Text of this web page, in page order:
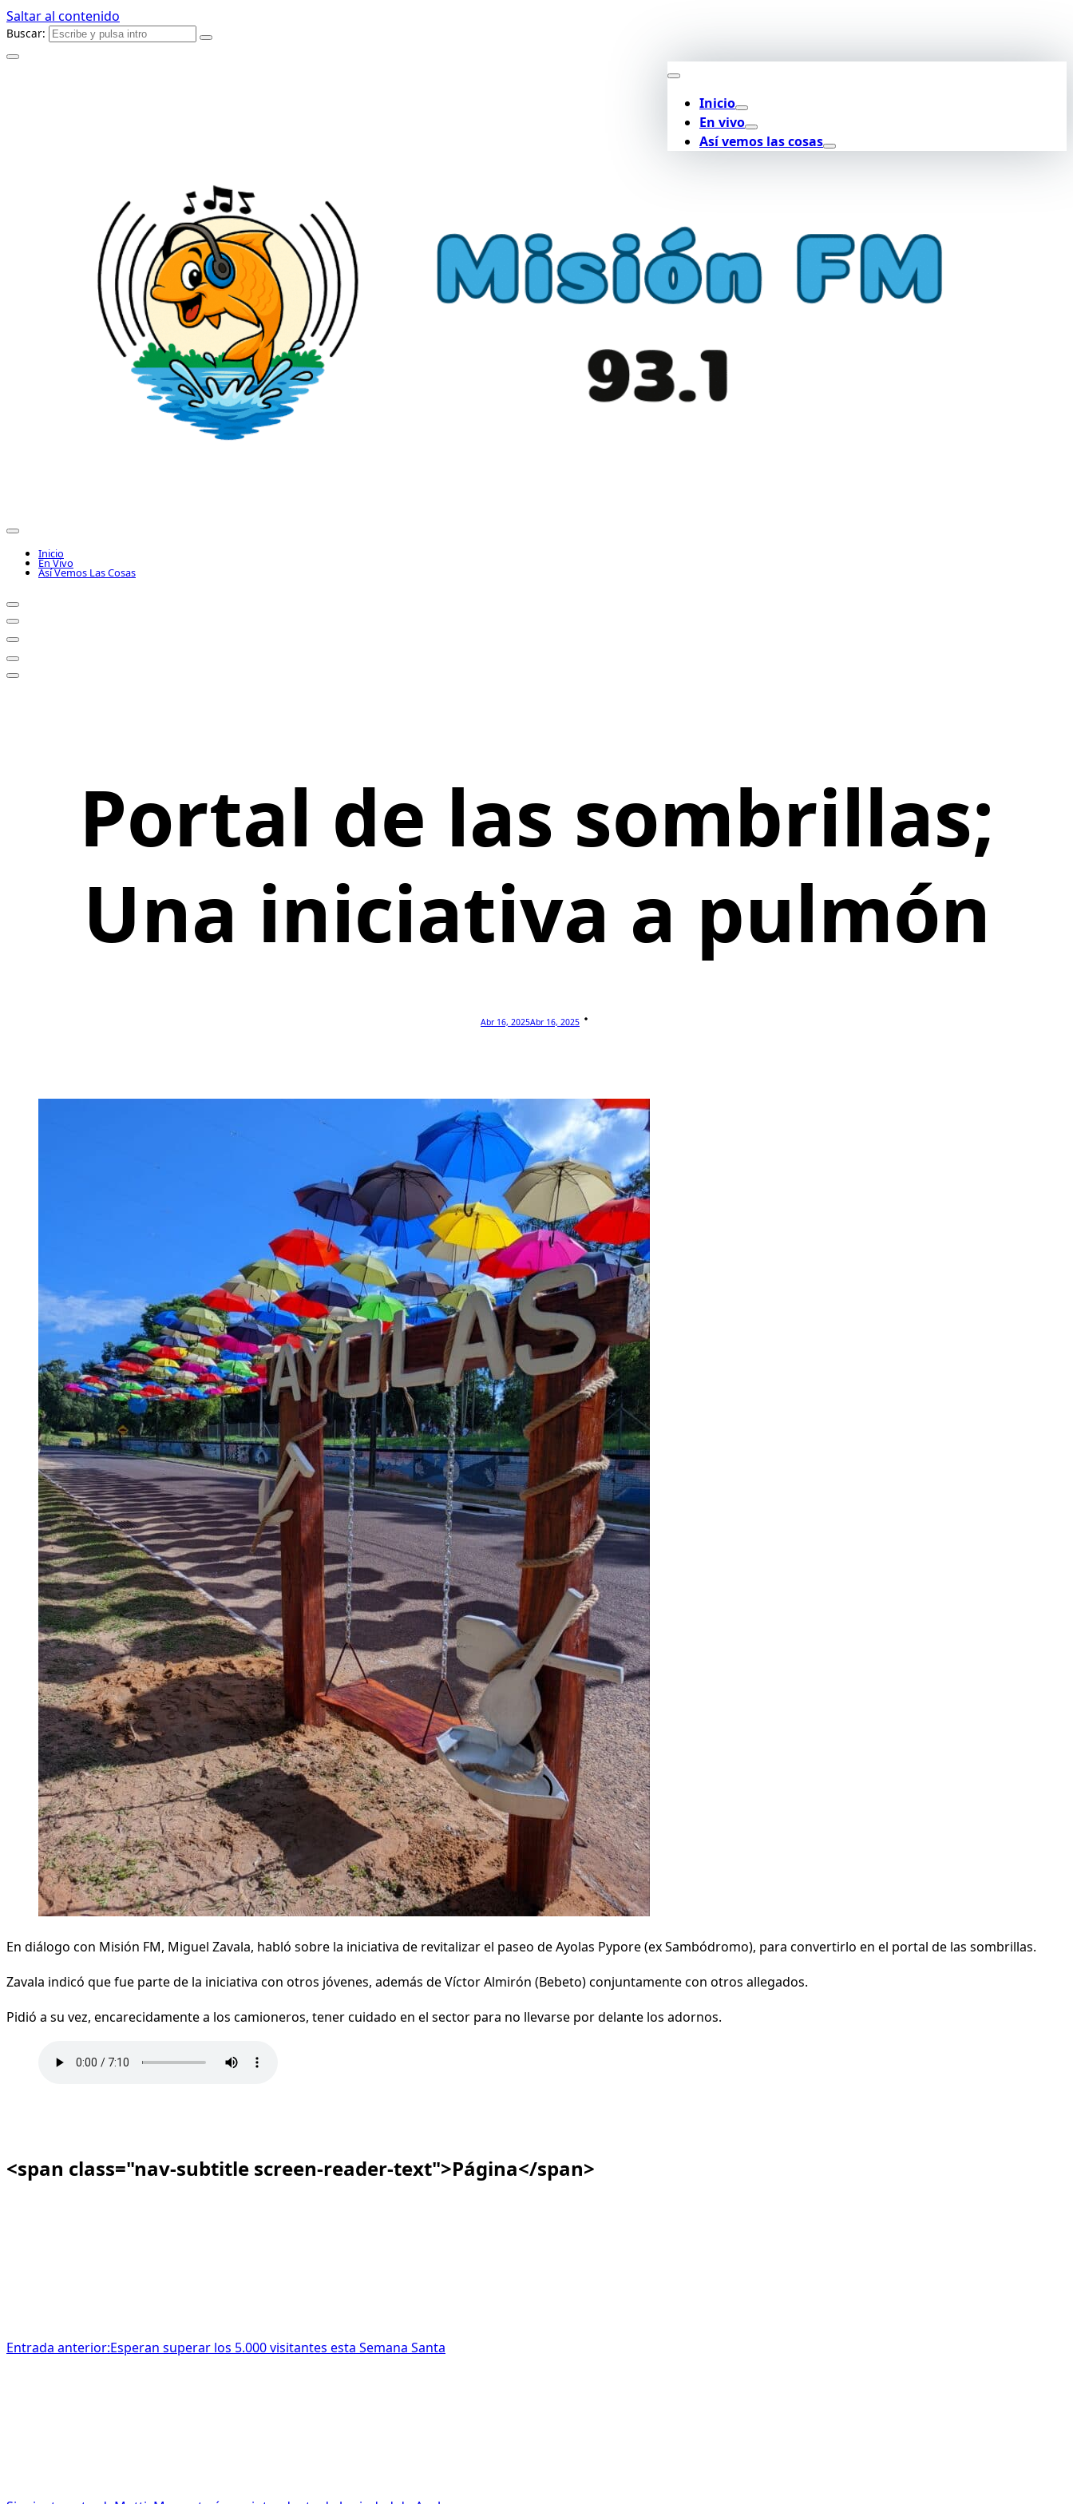
Saltar al contenido
Buscar:
Inicio
En vivo
Así vemos las cosas
Inicio
En Vivo
Así Vemos Las Cosas
Portal de las sombrillas;
Una iniciativa a pulmón
Abr 16, 2025Abr 16, 2025
En diálogo con Misión FM, Miguel Zavala, habló sobre la iniciativa de revitalizar el paseo de Ayolas Pypore (ex Sambódromo), para convertirlo en el portal de las sombrillas.
Zavala indicó que fue parte de la iniciativa con otros jóvenes, además de Víctor Almirón (Bebeto) conjuntamente con otros allegados.
Pidió a su vez, encarecidamente a los camioneros, tener cuidado en el sector para no llevarse por delante los adornos.
<span class="nav-subtitle screen-reader-text">Página</span>
Entrada anterior:Esperan superar los 5.000 visitantes esta Semana Santa